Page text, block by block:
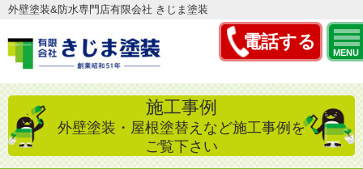
電話する
MENU
外壁塗装&防水専門店有限会社 きじま塗装
施工事例
外壁塗装・屋根塗替えなど施工事例を
ご覧下さい